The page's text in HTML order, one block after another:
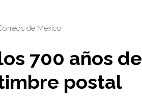
de México
700 años de
postal